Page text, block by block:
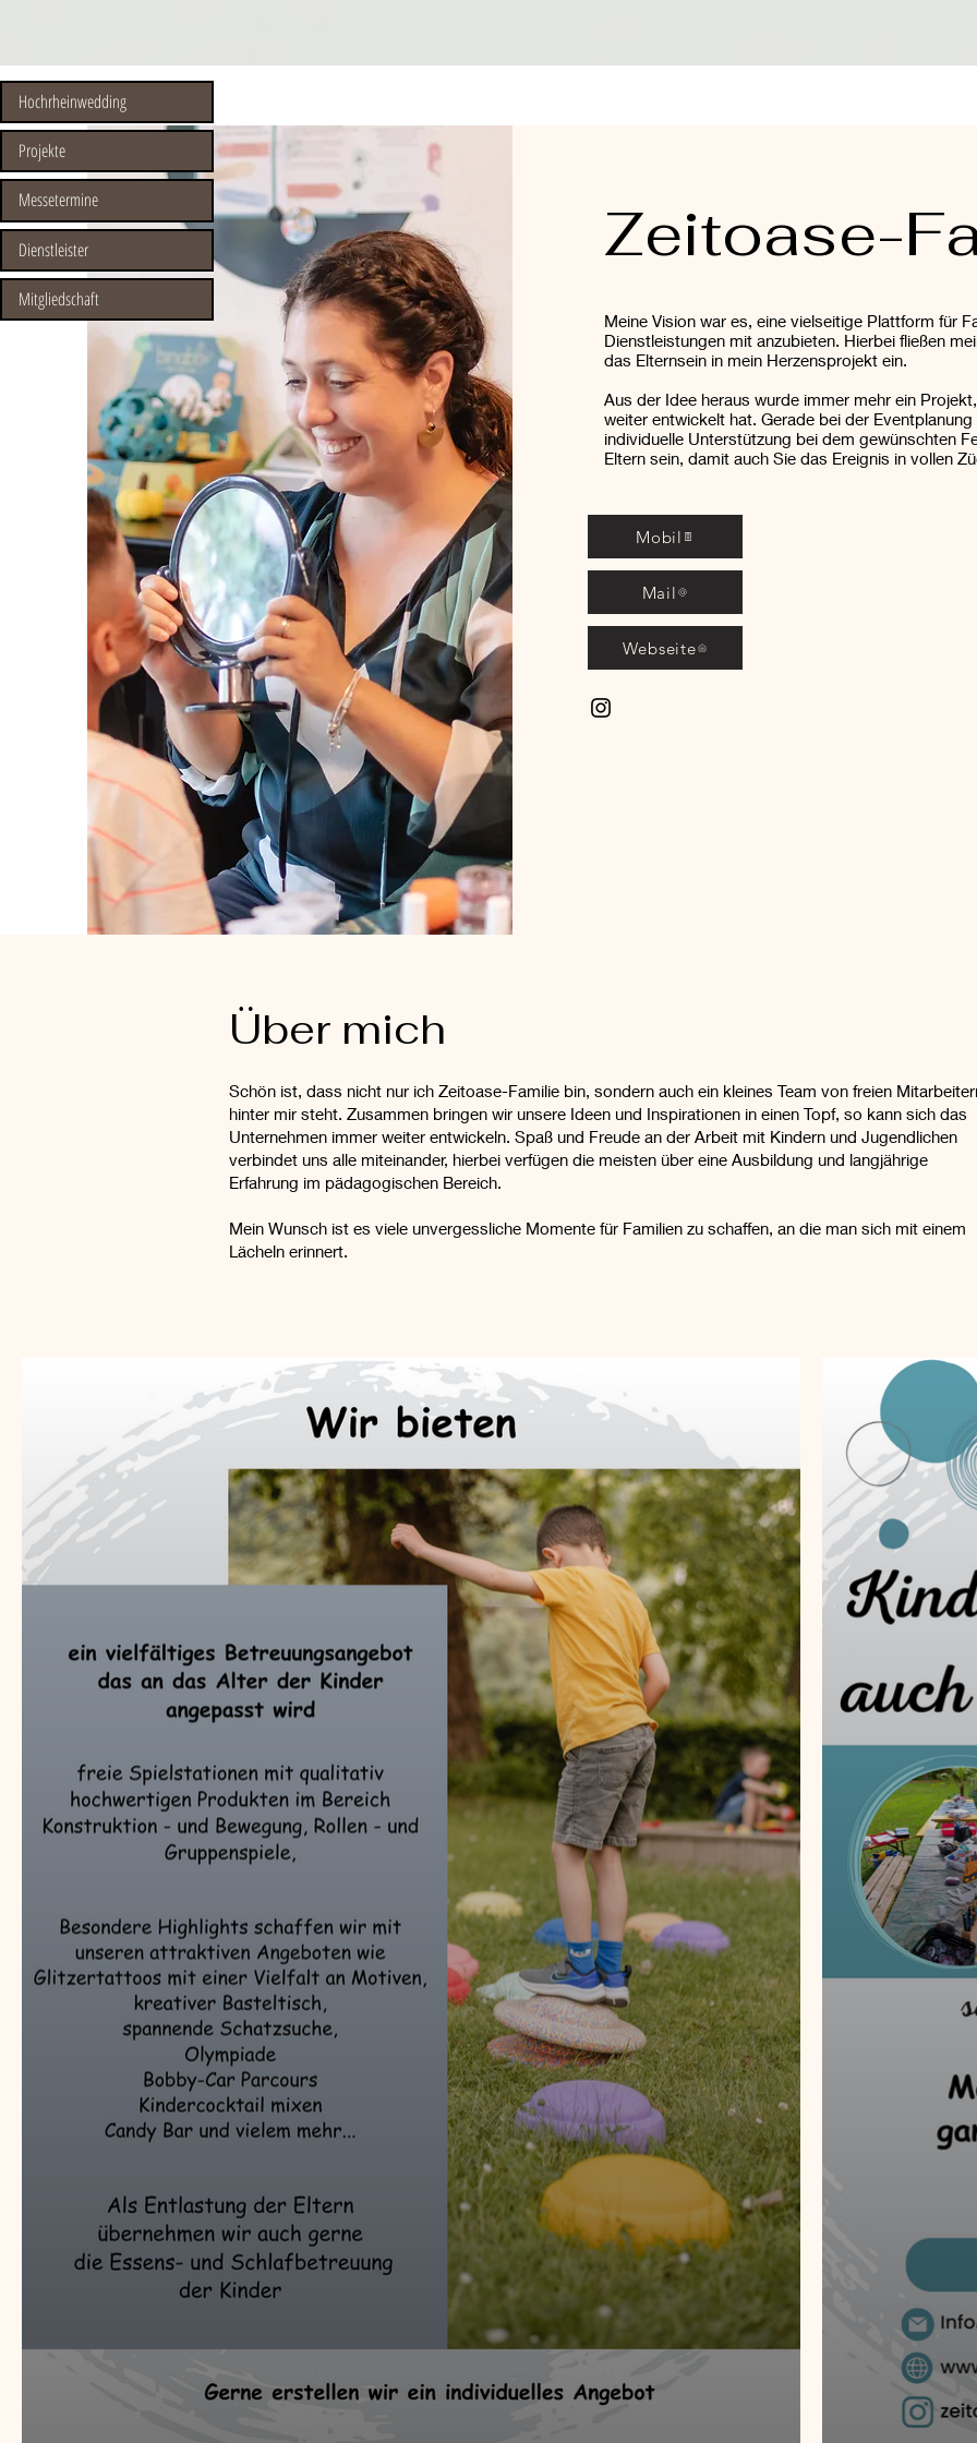
Hochrheinwedding
Projekte
Messetermine
Dienstleister
Mitgliedschaft
Zeitoase-
Meine Vision war es, eine vielseitige Plattform für
Dienstleistungen mit anzubieten. Hierbei fließen
das Elternsein in mein Herzensprojekt ein.
Aus der Idee heraus wurde immer mehr ein
weiter entwickelt hat. Gerade bei der
individuelle Unterstützung bei dem gewünschten
Eltern sein, damit auch Sie das Ereignis in vollen
Mobil
Mail
Webseite
Über mich
Schön ist, dass nicht nur ich Zeitoase-Familie bin, sondern auch ein kleines Team von freien
hinter mir steht. Zusammen bringen wir unsere Ideen und Inspirationen in einen Topf, so kann sich das
Unternehmen immer weiter entwickeln. Spaß und Freude an der Arbeit mit Kindern und Jugendlichen
verbindet uns alle miteinander, hierbei verfügen die meisten über eine Ausbildung und langjährige
Erfahrung im pädagogischen Bereich.
Mein Wunsch ist es viele unvergessliche Momente für Familien zu schaffen, an die man sich mit einem
Lächeln erinnert.